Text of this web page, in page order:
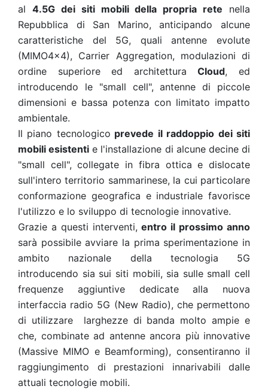
al 4.5G dei siti mobili della propria rete nella
Repubblica di San Marino, anticipando alcune
caratteristiche del 5G, quali antenne evolute
(MIMO4x4), Carrier Aggregation, modulazioni di
ordine superiore ed architetturaCloud, ed
introducendo le "small cell", antenne di piccole
dimensioni e bassa potenza con limitato impatto
ambientale.
Il piano tecnologico prevede il raddoppio dei siti
mobili esistenti e l'installazione di alcune decine di
"small cell", collegate in fibra ottica e dislocate
sull'intero territorio sammarinese, la cui particolare
conformazione geografica e industriale favorisce
l'utilizzo e lo sviluppo di tecnologie innovative.
Grazie a questi interventi, entro il prossimo anno
sarà possibile avviare la prima sperimentazione in
ambito nazionale della tecnologia 5G
introducendo sia sui siti mobili, sia sulle small cell
frequenze aggiuntive dedicate alla nuova
interfaccia radio 5G (New Radio), che permettono
di utilizzare larghezze di banda molto ampie e
che, combinate ad antenne ancora più innovative
(Massive MIMO e Beamforming), consentiranno il
raggiungimento di prestazioni innarivabili dalle
attuali tecnologie mobili.